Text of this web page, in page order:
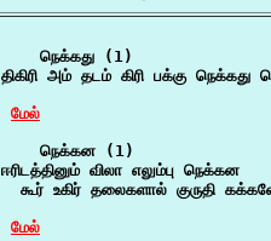
    நெக்கது (1)
திகிரி அம் தடம் கிரி பக்கு
மேல்
    நெக்கன (1)
ஈரிடத்தினும் விலா எலும்பு நெக்கன
கூர் உகிர் தலைகளால் குருதி
மேல்